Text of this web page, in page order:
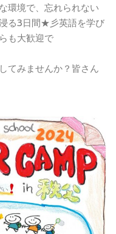
環境で、忘れられない
る3日間★彡英語を学び
も大歓迎で
てみませんか？皆さん